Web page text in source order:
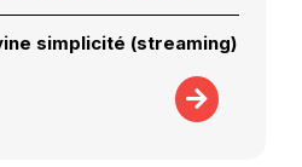
simplicité (streaming)